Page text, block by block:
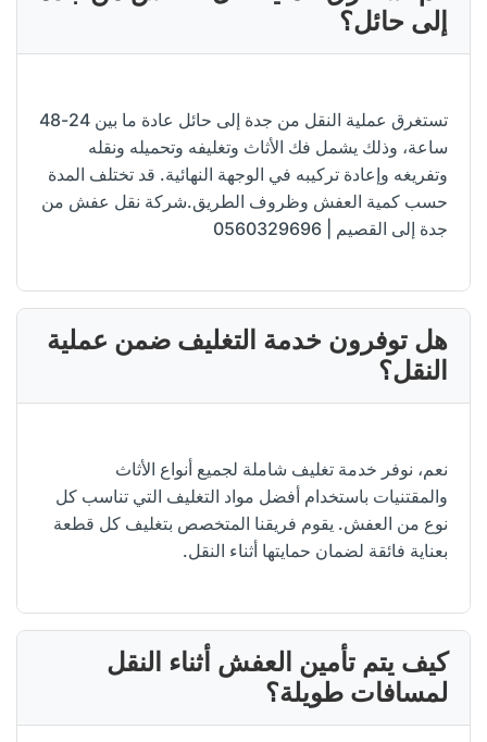
إلى حائل؟
تستغرق عملية النقل من جدة إلى حائل عادة ما بين 24-48
ساعة، وذلك يشمل فك الأثاث وتغليفه وتحميله ونقله
وتفريغه وإعادة تركيبه في الوجهة النهائية. قد تختلف المدة
حسب كمية العفش وظروف الطريق.شركة نقل عفش من
جدة إلى القصيم | 0560329696
هل توفرون خدمة التغليف ضمن عملية
النقل؟
نعم، نوفر خدمة تغليف شاملة لجميع أنواع الأثاث
والمقتنيات باستخدام أفضل مواد التغليف التي تناسب كل
نوع من العفش. يقوم فريقنا المتخصص بتغليف كل قطعة
بعناية فائقة لضمان حمايتها أثناء النقل.
كيف يتم تأمين العفش أثناء النقل
لمسافات طويلة؟